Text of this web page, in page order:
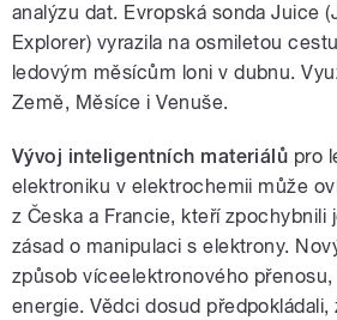
analýzu dat. Evropská sonda Juice
Explorer) vyrazila na osmiletou
ledovým měsícům loni v dubnu.
Země, Měsíce i Venuše.
Vývoj inteligentních materiálů pro
elektroniku v elektrochemii může
z Česka a Francie, kteří zpochybnili
zásad o manipulaci s elektrony.
způsob víceelektronového
energie. Vědci dosud